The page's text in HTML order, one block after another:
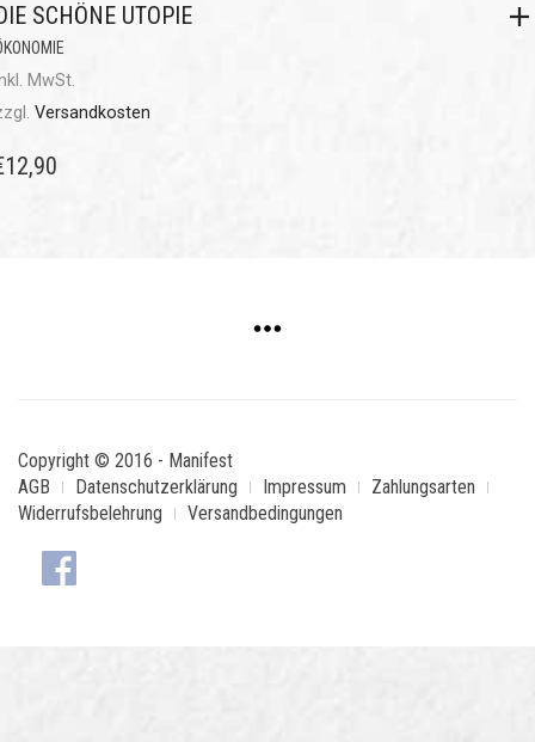
SCHÖNE UTOPIE
MwSt.
Versandkosten
12,90
Copyright © 2016 - Manifest
AGB
Datenschutzerklärung Impressum
Zahlungsarten
Widerrufsbelehrung
Versandbedingungen